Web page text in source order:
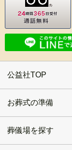
公益社TOP
お葬式の準備
葬儀場を探す